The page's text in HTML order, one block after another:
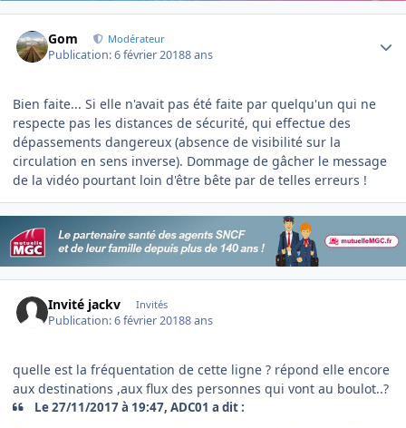
Gom Modérateur
Publication:6 février 20188 ans
Bien faite... Si elle n'avait pas été faite par quelqu'un qui ne
respecte pas les distances de sécurité, qui effectue des
dépassements dangereux (absence de visibilité sur la
circulation en sens inverse). Dommage de gâcher le message
de la vidéo pourtant loin d'être bête par de telles erreurs !
Invité jackv Invités
Publication:6 février 20188 ans
quelle est la fréquentation de cette ligne ? répond elle encore
aux destinations ,aux flux des personnes qui vont au boulot..?
Le ‎27‎/‎11‎/‎2017 à 19:47, ADC01 a dit :